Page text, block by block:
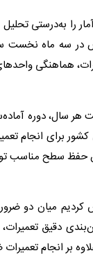
را به‌درستی
سه ماه نخست
هماهنگی
سال، دوره
برای انجام
حفظ سطح مناسب
کردیم میان دو
دقیق
بر انجام